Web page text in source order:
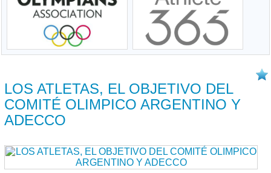
LOS ATLETAS, EL OBJETIVO DEL
COMITÉ OLIMPICO ARGENTINO Y
ADECCO